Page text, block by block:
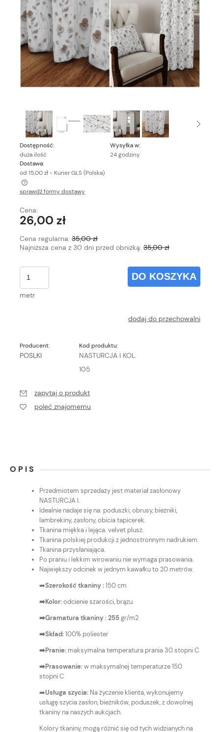
Dostępność:
duża ilość
Wysyłka w:
24 godziny
Dostawa:
od 15,00 zł- Kurier GLS(Polska)
Cena nie zawiera ewentualnych kosztów płatności
sprawdź formy dostawy
Cena:
26,00 zł
Cena regularna: 35,00 zł
Najniższa cena z 30 dni przed obniżką: 35,00 zł
metr
DO KOSZYKA
dodaj do przechowalni
Producent:
POSLKI
Kod produktu:
NASTURCJA I KOL.
105
zapytaj o produkt
poleć znajomemu
OPIS
Przedmiotem sprzedaży jest materiał zasłonowy
NASTURCJA I.
Idealnie nadaje się na: poduszki, obrusy, bieżniki,
lambrekiny, zasłony, obicia tapicerek.
Tkanina miękka i lejąca. velvet plusz.
Tkanina polskiej produkcji z jednostronnym nadrukiem.
Tkanina przysłaniająca.
Po praniu i lekkim wirowaniu nie wymaga prasowania.
Największy odcinek w jednym kawałku to 20 metrów.
➡️Szerokość tkaniny :150 cm
➡️Kolor:odcienie szarości, brązu.
➡️Gramatura tkaniny : 255gr/m2
➡️Skład:100% poliester
➡️Pranie: maksymalna temperatura prania 30 stopni C
➡️Prasowanie:w maksymalnej temperaturze 150
stopni C
➡️Usługa szycia: Na życzenie klienta, wykonujemy
usługę szycia zasłon, bieżników, poduszek, z dowolnej
tkaniny na naszych aukcjach.
Kolory tkaniny, mogą różnić się od tych widzianych na